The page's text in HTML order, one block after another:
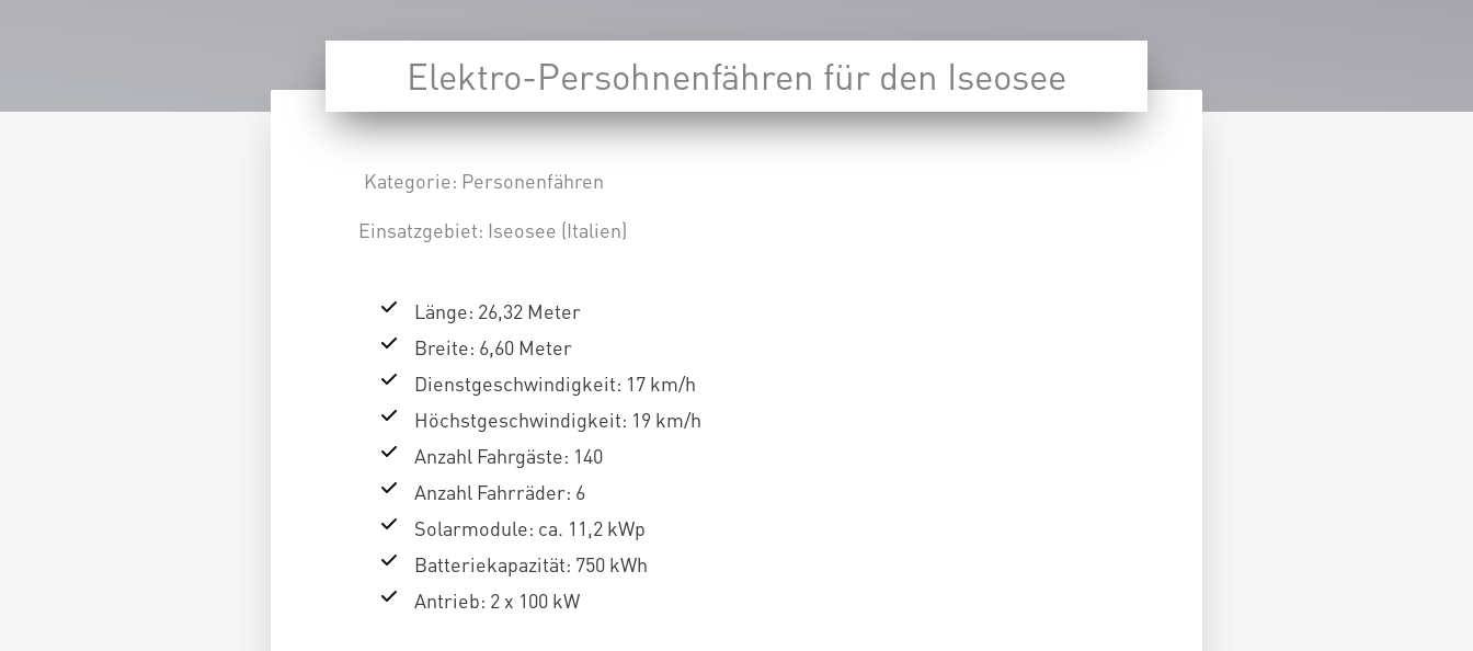
Elektro-Persohnenfähren für den Iseosee
Kategorie: Personenfähren
Einsatzgebiet: Iseosee (Italien)
Länge: 26,32 Meter
Breite: 6,60 Meter
Dienstgeschwindigkeit: 17 km/h
Höchstgeschwindigkeit: 19 km/h
Anzahl Fahrgäste: 140
Anzahl Fahrräder: 6
Solarmodule: ca. 11,2 kWp
Batteriekapazität: 750 kWh
Antrieb: 2 x 100 kW